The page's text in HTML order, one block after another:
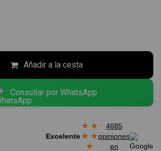
Añadir a la cesta
Consultar por WhatsApp
Excelente
★ ★
★ ★
★
4685
opiniones
en